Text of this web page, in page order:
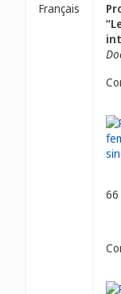
Français
66